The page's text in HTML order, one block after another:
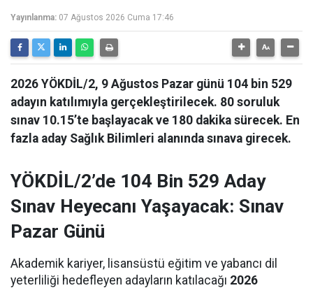
Yayınlanma: 07 Ağustos 2026 Cuma 17:46
2026 YÖKDİL/2, 9 Ağustos Pazar günü 104 bin 529
adayın katılımıyla gerçekleştirilecek. 80 soruluk
sınav 10.15’te başlayacak ve 180 dakika sürecek. En
fazla aday Sağlık Bilimleri alanında sınava girecek.
YÖKDİL/2’de 104 Bin 529 Aday
Sınav Heyecanı Yaşayacak: Sınav
Pazar Günü
Akademik kariyer, lisansüstü eğitim ve yabancı dil
yeterliliği hedefleyen adayların katılacağı 2026